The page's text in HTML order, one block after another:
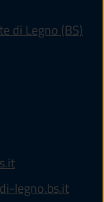
di Legno (BS)
legno.bs.it